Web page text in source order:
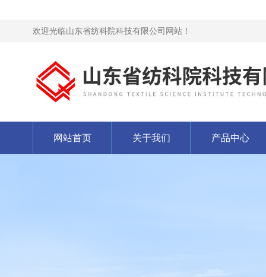
欢迎光临山东省纺科院科技有限公司网站！
网站首页 关于我们 产品中心